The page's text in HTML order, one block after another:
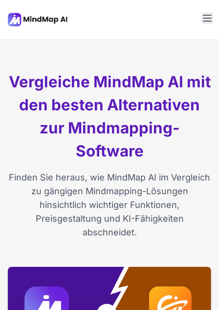
Vergleiche MindMap AI mit
den besten Alternativen
zur Mindmapping-
Software
Finden Sie heraus, wie MindMap AI im Vergleich
zu gängigen Mindmapping-Lösungen
hinsichtlich wichtiger Funktionen,
Preisgestaltung und KI-Fähigkeiten
abschneidet.